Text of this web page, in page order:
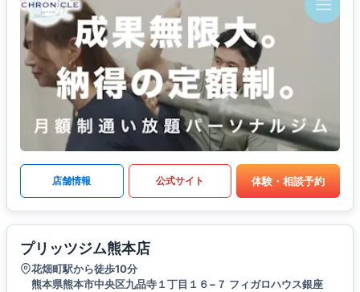
店舗情報 公式サイト 体験・相談予約
プリッツジム熊本店
花畑町駅から徒歩10分
熊本県熊本市中央区九品寺１丁目１６−７ フィガロハウス銀座